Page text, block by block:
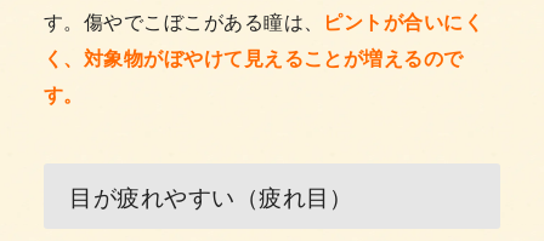
す。傷やでこぼこがある瞳は、
ピントが合いにく
く、対象物がぼやけて見えることが増えるので
す。
目が疲れやすい（疲れ目）